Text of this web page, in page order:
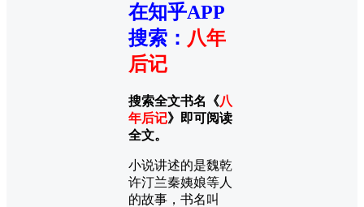
在知乎APP
搜索 ： 八年
后记
搜索全文书名《八
年后记》即可阅读
全文。
小说讲述的是魏乾
许汀兰秦姨娘等人
的故事，书名叫